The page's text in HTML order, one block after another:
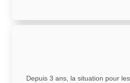
Depuis 3 ans, la situation pour les